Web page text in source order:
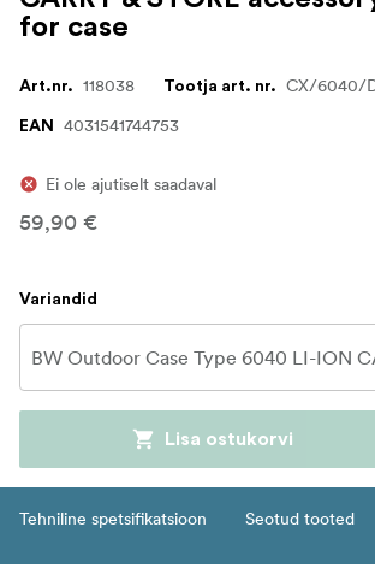
for case
Art.nr. 118038 Tootja art. nr. CX/6040/
EAN 4031541744753
Ei ole ajutiselt saadaval
59,90 €
Variandid
Lisa ostukorvi
Tehniline spetsifikatsioon Seotud tooted